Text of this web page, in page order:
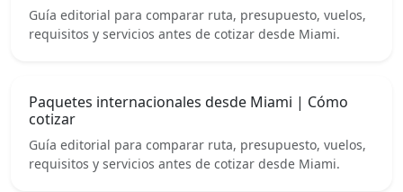
Guía editorial para comparar ruta, presupuesto, vuelos,
requisitos y servicios antes de cotizar desde Miami.
Paquetes internacionales desde Miami | Cómo
cotizar
Guía editorial para comparar ruta, presupuesto, vuelos,
requisitos y servicios antes de cotizar desde Miami.